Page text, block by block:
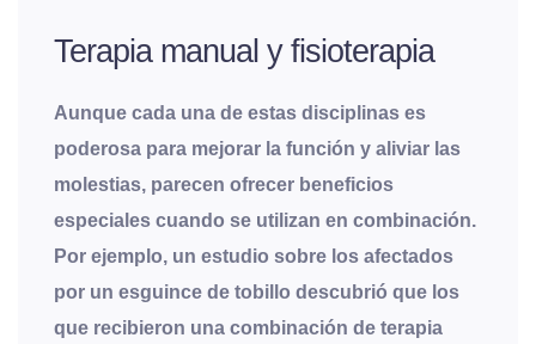
Terapia manual y fisioterapia
Aunque cada una de estas disciplinas es
poderosa para mejorar la función y aliviar las
molestias, parecen ofrecer beneficios
especiales cuando se utilizan en combinación.
Por ejemplo, un estudio sobre los afectados
por un esguince de tobillo descubrió que los
que recibieron una combinación de terapia